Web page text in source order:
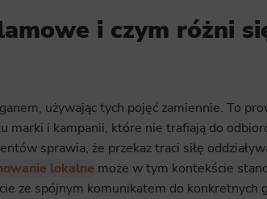
i czym różni
używając tych pojęć zamiennie. To
marki i kampanii, które nie trafiają do
sprawia, że przekaz traci siłę
lokalne może w tym kontekście
ze spójnym komunikatem do konkretnych